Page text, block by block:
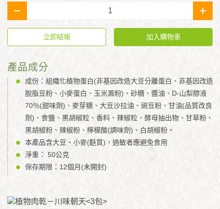
- +
立即結帳 加入購物車
產品成分
成份：組織化植物蛋白(非基因改造大豆分離蛋白、非基因改造
脫脂豆粉、小麥蛋白、玉米澱粉)、砂糖、醬油、D-山梨醇液
70％(甜味劑)、麥芽糖、大豆沙拉油、豌豆粉、甘油(品質改良
劑)、食鹽、黑胡椒粒、香料、辣椒粒、酵母抽出物、甘草粉、
黑胡椒粉、辣椒粉、檸檬酸(調味劑)、白胡椒粉。
本產品含大豆、小麥(麩質)，過敏者應避免食用
淨重： 50公克
保存期限：12個月(未開封)